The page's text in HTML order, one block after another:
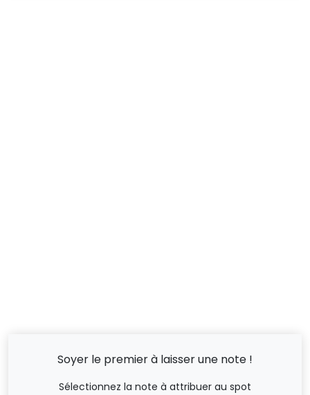
Soyer le premier à laisser une note !
Sélectionnez la note à attribuer au spot